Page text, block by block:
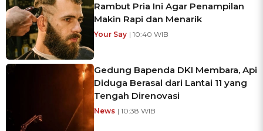
Rambut Pria Ini Agar Penampilan
Makin Rapi dan Menarik
Your Say | 10:40 WIB
Gedung Bapenda DKI Membara, Api
Diduga Berasal dari Lantai 11 yang
Tengah Direnovasi
News | 10:38 WIB